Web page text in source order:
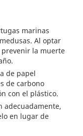
marinas
Al optar
prevenir la muerte
de papel
de carbono
con el plástico.
adecuadamente,
en lugar de